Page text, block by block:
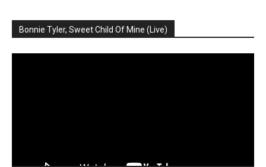
Bonnie Tyler, Sweet Child Of Mine (Live)